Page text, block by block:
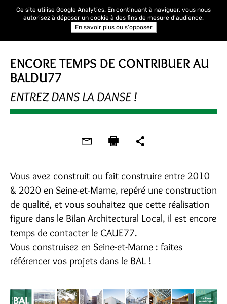
ENCORE TEMPS DE CONTRIBUER AU
BALDU77
ENTREZ DANS LA DANSE !
Vous avez construit ou fait construire entre 2010
& 2020 en Seine-et-Marne, repéré une construction
de qualité, et vous souhaitez que cette réalisation
figure dans le Bilan Architectural Local, il est encore
temps de contacter le CAUE77.
Vous construisez en Seine-et-Marne : faites
référencer vos projets dans le BAL !
Ce site utilise Google Analytics. En continuant à naviguer, vous nous
autorisez à déposer un cookie à des fins de mesure d'audience.
En savoir plus ou s'opposer